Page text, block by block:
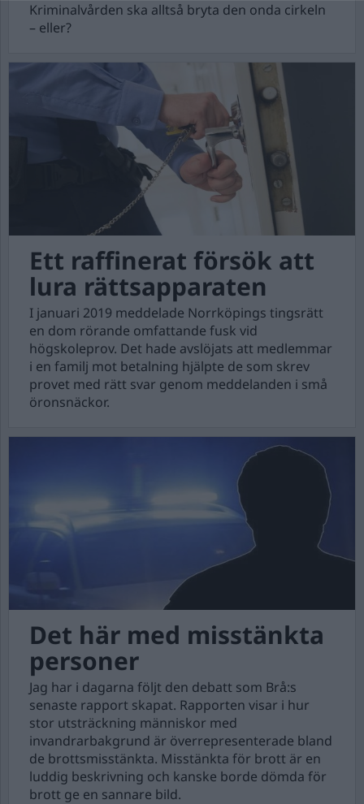
Kriminalvården ska alltså bryta den onda cirkeln
– eller?
Ett raffinerat försök att
lura rättsapparaten
I januari 2019 meddelade Norrköpings tingsrätt
en dom rörande omfattande fusk vid
högskoleprov. Det hade avslöjats att medlemmar
i en familj mot betalning hjälpte de som skrev
provet med rätt svar genom meddelanden i små
öronsnäckor.
Det här med misstänkta
personer
Jag har i dagarna följt den debatt som Brå:s
senaste rapport skapat. Rapporten visar i hur
stor utsträckning människor med
invandrarbakgrund är överrepresenterade bland
de brottsmisstänkta. Misstänkta för brott är en
luddig beskrivning och kanske borde dömda för
brott ge en sannare bild.